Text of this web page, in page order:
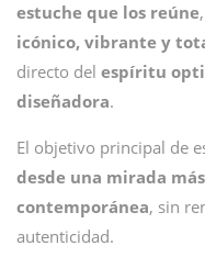
estuche que los reúne
icónico, vibrante y
directo del espíritu
diseñadora.
El objetivo principal de
desde una mirada
contemporánea, sin
autenticidad.